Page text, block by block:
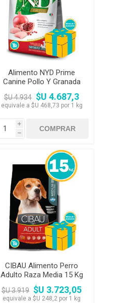
Alimento NYD Prime
Canine Pollo Y Granada
Adult Medium 10 kg
$U 4.934 $U 4.687,3
equivale a $U 468,73 por 1 kg
i
h
CIBAU Alimento Perro
Adulto Raza Media 15 Kg
$U 3.919 $U 3.723,05
equivale a $U 248,2 por 1 kg